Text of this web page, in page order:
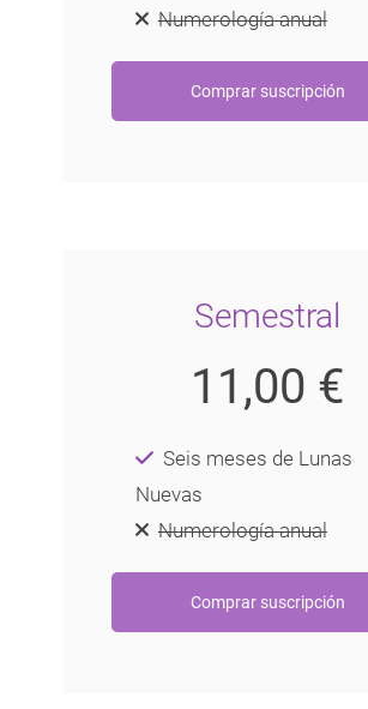
Numerología anual
Semestral
11,00 €
Seis meses de Lunas
Nuevas
Numerología anual